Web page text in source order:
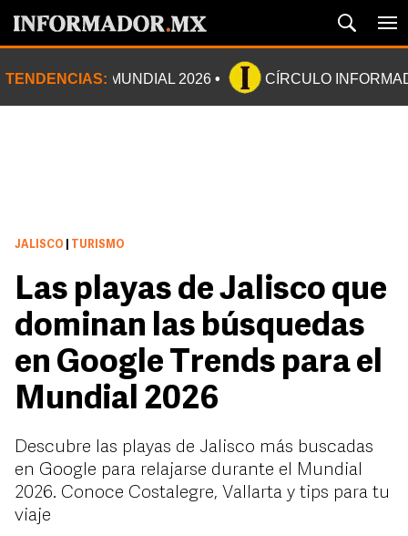
TENDENCIAS: MUNDIAL 2026 CÍRCULO
JALISCO TURISMO
Las playas de Jalisco que
dominan las búsquedas
en Google Trends para el
Mundial 2026
Descubre las playas de Jalisco más buscadas
en Google para relajarse durante el Mundial
2026. Conoce Costalegre, Vallarta y tips para tu
viaje